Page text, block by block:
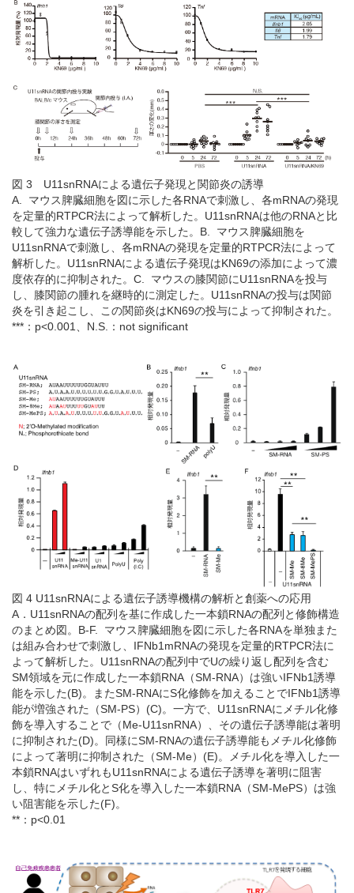
図 3 U11snRNAによる遺伝子発現と関節炎の誘導
A. マウス脾臓細胞を図に示した各RNAで刺激し、各mRNAの発現
を定量的RTPCR法によって解析した。U11snRNAは他のRNAと比
較して強力な遺伝子誘導能を示した。B. マウス脾臓細胞を
U11snRNAで刺激し、各mRNAの発現を定量的RTPCR法によって
解析した。U11snRNAによる遺伝子発現はKN69の添加によって濃
度依存的に抑制された。C. マウスの膝関節にU11snRNAを投与
し、膝関節の腫れを継時的に測定した。U11snRNAの投与は関節
炎を引き起こし、この関節炎はKN69の投与によって抑制された。
***：p<0.001、N.S.：not significant
図 4 U11snRNAによる遺伝子誘導機構の解析と創薬への応用
A．U11snRNAの配列を基に作成した一本鎖RNAの配列と修飾構造
のまとめ図。B-F. マウス脾臓細胞を図に示した各RNAを単独また
は組み合わせで刺激し、IFNb1mRNAの発現を定量的RTPCR法に
よって解析した。U11snRNAの配列中でUの繰り返し配列を含む
SM領域を元に作成した一本鎖RNA（SM-RNA）は強いIFNb1誘導
能を示した(B)。またSM-RNAにS化修飾を加えることでIFNb1誘導
能が増強された（SM-PS）(C)。一方で、U11snRNAにメチル化修
飾を導入することで（Me-U11snRNA）、その遺伝子誘導能は著明
に抑制された(D)。同様にSM-RNAの遺伝子誘導能もメチル化修飾
によって著明に抑制された（SM-Me）(E)。メチル化を導入した一
本鎖RNAはいずれもU11snRNAによる遺伝子誘導を著明に阻害
し、特にメチル化とS化を導入した一本鎖RNA（SM-MePS）は強
い阻害能を示した(F)。
**：p<0.01